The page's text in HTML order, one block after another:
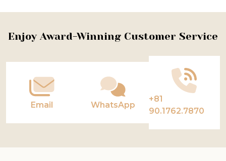
Footer
Enjoy Award-Winning Customer Service
Email WhatsApp
+81
90.1762.7870